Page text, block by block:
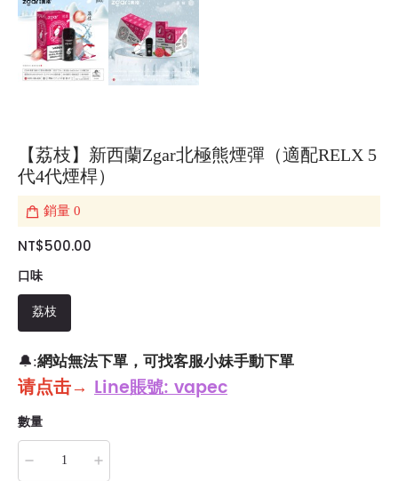
【荔枝】新西蘭Zgar北極熊煙彈（適配RELX 5
代4代煙桿）
銷量 0
NT$500.00
口味
荔枝
🔔:網站無法下單，可找客服小妹手動下單
请点击→ Line賬號: vapec
數量